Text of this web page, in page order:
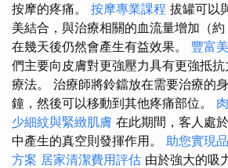
按摩的疼痛。 按摩專業課程 拔罐可以
美結合，與治療相關的血流量增加（約
在幾天後仍然會產生有益效果。 豐富
們主要向皮膚對更強壓力具有更強抵
療法。 治療師將鈴鐺放在需要治療的
鐘，然後可以移動到其他疼痛部位。
少細紋與緊緻肌膚 在此期間，客人處
中產生的真空則發揮作用。 助您實現
方案 居家清潔費用評估 由於強大的吸